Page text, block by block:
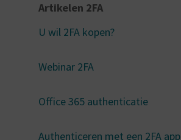
Artikelen 2FA
U wil 2FA kopen?
Webinar 2FA
Office 365 authenticatie
Authenticeren met een 2FA app